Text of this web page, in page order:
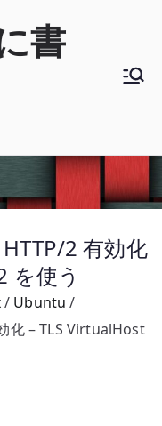
書
2 有効化
を使う
Ubuntu
化 – TLS VirtualHost